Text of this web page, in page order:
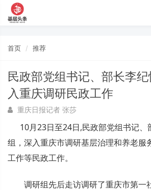
首页 推荐
民政部党组书记、部长李
入重庆调研民政工作
重庆日报记者 张莎
10月23日至24日,民政部党组书记、
组，深入重庆市调研基层治理和养老服
工作等民政工作。
调研组先后走访调研了重庆市第一